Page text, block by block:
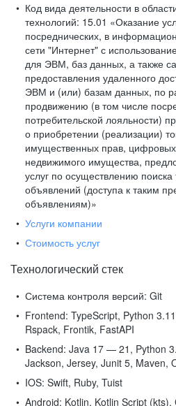
Код вида деятельности в
технологий: 15.01 «Оказание
посреднических, в
сети "Интернет" с
для ЭВМ, баз данных, а также
предоставления удаленного
ЭВМ и (или) базам данных, по
продвижению (в том числе
потребительской лояльности)
о приобретении (реализации)
имущественных прав,
недвижимого имущества,
услуг по осуществлению
объявлений (доступа к таким
объявлениям)»
Услуги компании
Стоимость услуг
Технологический стек
Система контроля версий: Git
Frontend: TypeScript, Python
Rspack, Frontik, FastAPI
Backend: Java 17 — 21, Python
Jackson, Jersey, Junit 5, Maven,
IOS: Swift, Ruby, Tuist
Android: Kotlin, Kotlin Script